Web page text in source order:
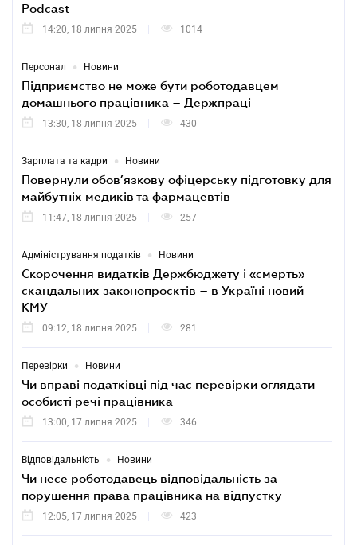
Podcast
14:20, 18 липня 2025 1014
Персонал • Новини
Підприємство не може бути роботодавцем
домашнього працівника – Держпраці
13:30, 18 липня 2025 430
Зарплата та кадри • Новини
Повернули обов’язкову офіцерську підготовку для
майбутніх медиків та фармацевтів
11:47, 18 липня 2025 257
Адміністрування податків • Новини
Скорочення видатків Держбюджету і «смерть»
скандальних законопроєктів – в Україні новий
КМУ
09:12, 18 липня 2025 281
Перевірки • Новини
Чи вправі податківці під час перевірки оглядати
особисті речі працівника
13:00, 17 липня 2025 346
Відповідальність • Новини
Чи несе роботодавець відповідальність за
порушення права працівника на відпустку
12:05, 17 липня 2025 423